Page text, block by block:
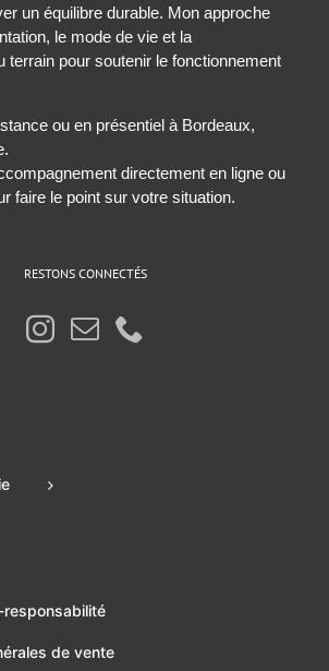
un équilibre durable. Mon approche
le mode de vie et la
terrain pour soutenir le fonctionnement
ou en présentiel à Bordeaux,
directement en ligne ou
faire le point sur votre situation.
RESTONS CONNECTÉS
responsabilité
de vente